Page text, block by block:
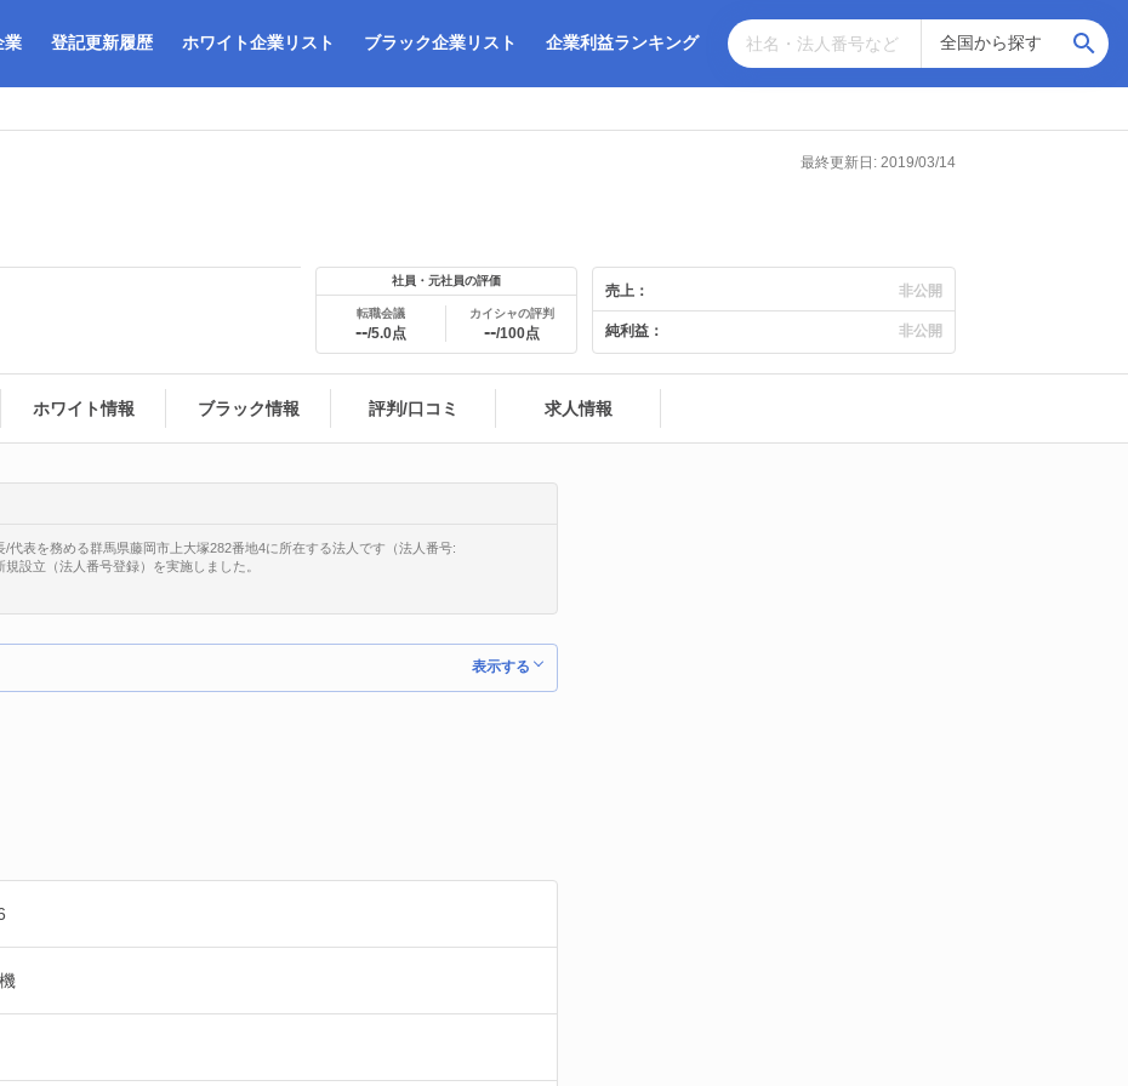
業 登記更新履歴 ホワイト企業リスト ブラック企業リスト 企業利益ランキング
最終更新日: 2019/03/14
社員・元社員の評価
転職会議
--/5.0点
カイシャの評判
--/100点
売上： 非公開
純利益： 非公開
ホワイト情報 ブラック情報 評判/口コミ 求人情報
表を務める群馬県藤岡市上大塚282番地4に所在する法人です（法人番号:
設立（法人番号登録）を実施しました。
表示する